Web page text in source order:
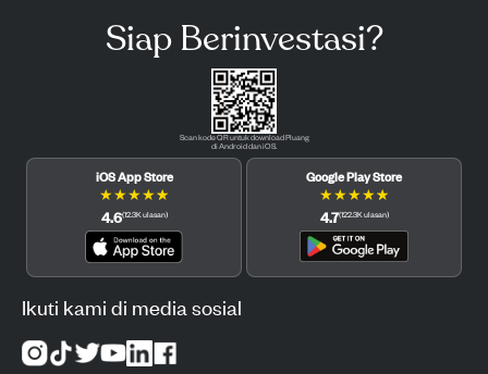
Siap Berinvestasi?
Scan kode QR untuk download Pluang
di Android dan iOS.
iOS App Store
★★★★★
4.6(12.3Kulasan)
Google Play Store
★★★★★
4.7(122.3Kulasan)
Ikuti kami di media sosial